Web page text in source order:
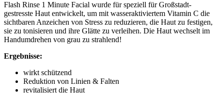
Flash Rinse 1 Minute Facial wurde für speziell für Großstadt-
gestresste Haut entwickelt, um mit wasseraktiviertem Vitamin C die
sichtbaren Anzeichen von Stress zu reduzieren, die Haut zu festigen,
sie zu tonisieren und ihre Glätte zu verleihen. Die Haut wechselt im
Handumdrehen von grau zu strahlend!
Ergebnisse:
wirkt schützend
Reduktion von Linien & Falten
revitalisiert die Haut